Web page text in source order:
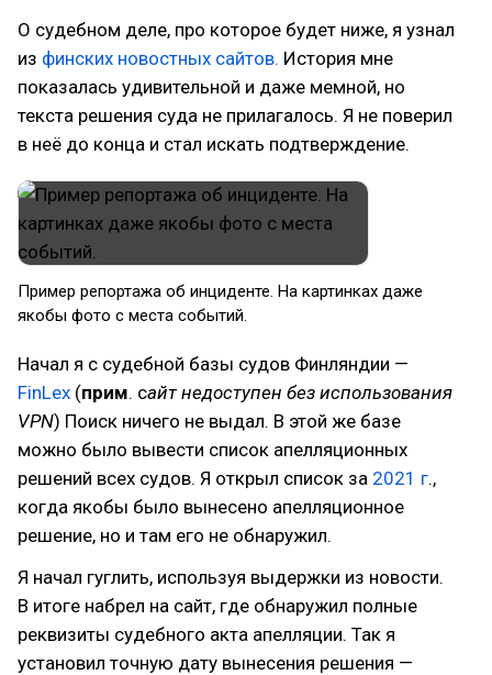
О судебном деле, про которое будет ниже, я узнал
из финских новостных сайтов. История мне
показалась удивительной и даже мемной, но
текста решения суда не прилагалось. Я не поверил
в неё до конца и стал искать подтверждение.
Пример репортажа об инциденте. На картинках даже
якобы фото с места событий.
Начал я с судебной базы судов Финляндии —
FinLex (прим. cайт недоступен без использования
VPN) Поиск ничего не выдал. В этой же базе
можно было вывести список апелляционных
решений всех судов. Я открыл список за 2021 г.,
когда якобы было вынесено апелляционное
решение, но и там его не обнаружил.
Я начал гуглить, используя выдержки из новости.
В итоге набрел на сайт, где обнаружил полные
реквизиты судебного акта апелляции. Так я
установил точную дату вынесения решения —